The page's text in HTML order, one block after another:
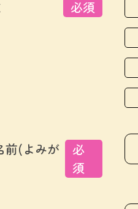
必須
前(よみが
必
須